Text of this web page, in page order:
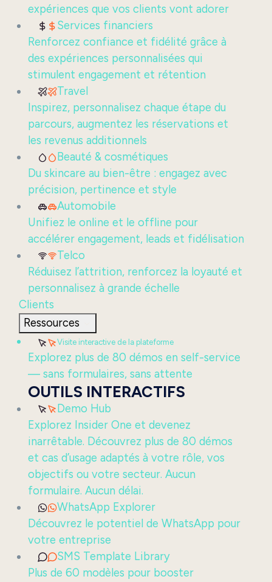
expériences que vos clients vont adorer
Services financiers
Renforcez confiance et fidélité grâce à
des expériences personnalisées qui
stimulent engagement et rétention
Travel
Inspirez, personnalisez chaque étape du
parcours, augmentez les réservations et
les revenus additionnels
Beauté & cosmétiques
Du skincare au bien-être : engagez avec
précision, pertinence et style
Automobile
Unifiez le online et le offline pour
accélérer engagement, leads et fidélisation
Telco
Réduisez l’attrition, renforcez la loyauté et
personnalisez à grande échelle
Clients
Ressources
Visite interactive de la plateforme
Explorez plus de 80 démos en self-service
— sans formulaires, sans attente
OUTILS INTERACTIFS
Demo Hub
Explorez Insider One et devenez
inarrêtable. Découvrez plus de 80 démos
et cas d’usage adaptés à votre rôle, vos
objectifs ou votre secteur. Aucun
formulaire. Aucun délai.
WhatsApp Explorer
Découvrez le potentiel de WhatsApp pour
votre entreprise
SMS Template Library
Plus de 60 modèles pour booster